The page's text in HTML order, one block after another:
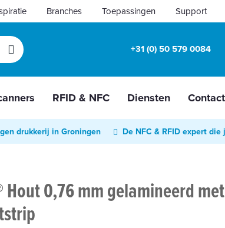
Branches Toepassingen Support
Zoek +31 (0) 50 579 0084
RFID & NFC Diensten
drukkerij in Groningen De NFC & RFID expert
Hout 0,76 mm gelamineerd